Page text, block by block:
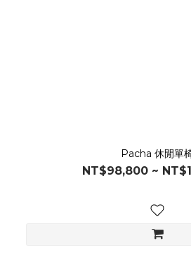
Pacha 休閒單
NT$98,800 ~